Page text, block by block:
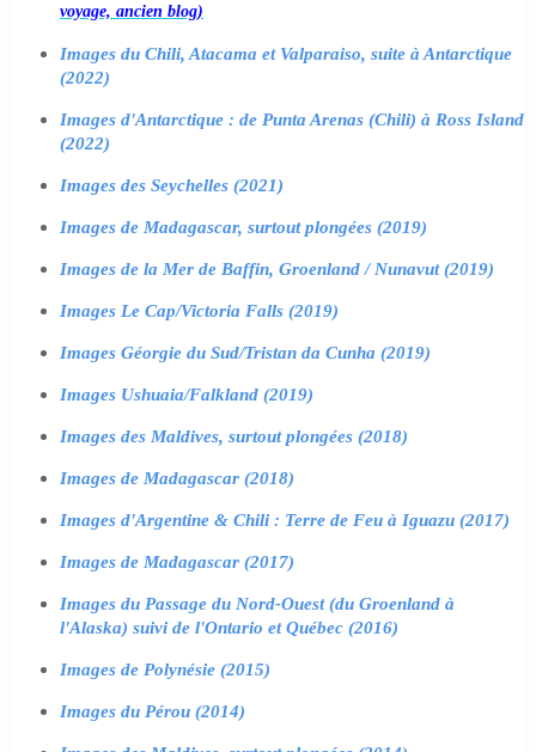
voyage, ancien blog)
Images du Chili, Atacama et Valparaiso, suite à Antarctique
(2022)
Images d'Antarctique : de Punta Arenas (Chili) à Ross Island
(2022)
Images des Seychelles (2021)
Images de Madagascar, surtout plongées (2019)
Images de la Mer de Baffin, Groenland / Nunavut (2019)
Images Le Cap/Victoria Falls (2019)
Images Géorgie du Sud/Tristan da Cunha (2019)
Images Ushuaia/Falkland (2019)
Images des Maldives, surtout plongées (2018)
Images de Madagascar (2018)
Images d'Argentine & Chili : Terre de Feu à Iguazu (2017)
Images de Madagascar (2017)
Images du Passage du Nord-Ouest (du Groenland à
l'Alaska) suivi de l'Ontario et Québec (2016)
Images de Polynésie (2015)
Images du Pérou (2014)